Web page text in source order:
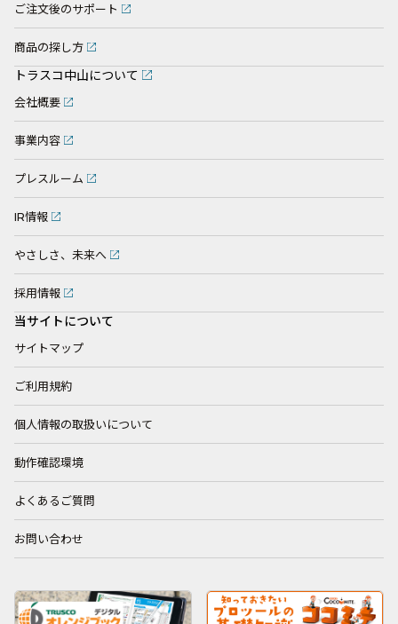
ご注文後のサポート
商品の探し方
トラスコ中山について
会社概要
事業内容
プレスルーム
IR情報
やさしさ、未来へ
採用情報
当サイトについて
サイトマップ
ご利用規約
個人情報の取扱いについて
動作確認環境
よくあるご質問
お問い合わせ